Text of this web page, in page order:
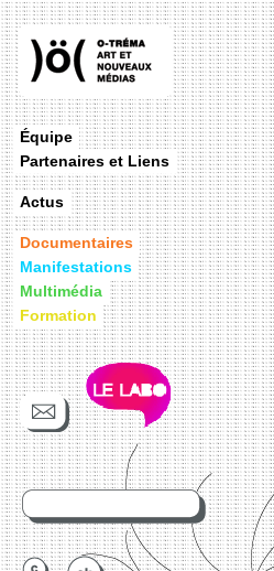
Équipe
Partenaires et Liens
Actus
Documentaires
Manifestations
Multimédia
Formation